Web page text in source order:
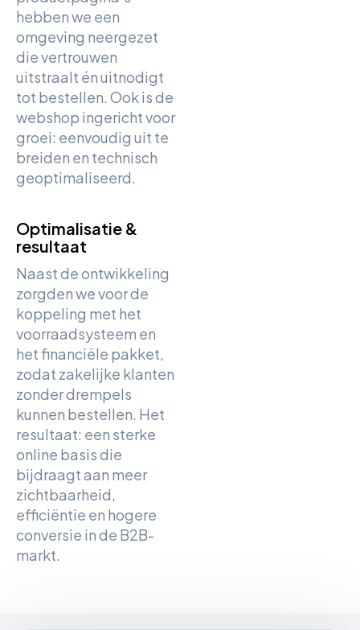
hebben we een
omgeving neergezet
die vertrouwen
uitstraalt én uitnodigt
tot bestellen. Ook is de
webshop ingericht voor
groei: eenvoudig uit te
breiden en technisch
geoptimaliseerd.
Optimalisatie &
resultaat
Naast de ontwikkeling
zorgden we voor de
koppeling met het
voorraadsysteem en
het financiële pakket,
zodat zakelijke klanten
zonder drempels
kunnen bestellen. Het
resultaat: een sterke
online basis die
bijdraagt aan meer
zichtbaarheid,
efficiëntie en hogere
conversie in de B2B-
markt.